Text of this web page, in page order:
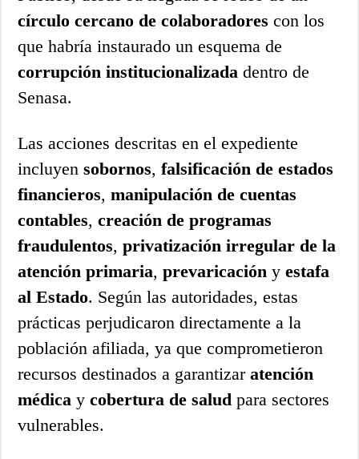
círculo cercano de colaboradores con los
que habría instaurado un esquema de
corrupción institucionalizada dentro de
Senasa.
Las acciones descritas en el expediente
incluyensobornos,falsificación de estados
financieros,manipulación de cuentas
contables,creación de programas
fraudulentos,privatización irregular de la
atención primaria,prevaricación yestafa
al Estado. Según las autoridades, estas
prácticas perjudicaron directamente a la
población afiliada, ya que comprometieron
recursos destinados a garantizaratención
médica ycobertura de salud para sectores
vulnerables.